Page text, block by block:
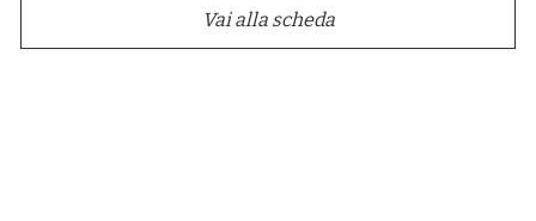
Vai alla scheda